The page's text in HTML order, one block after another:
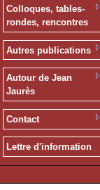
Colloques, tables-
rondes, rencontres
Autres publications
Autour de Jean
Jaurès
Contact
Lettre d'information